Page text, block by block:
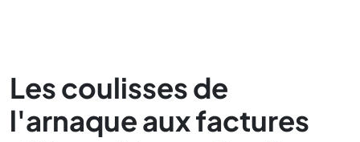
Les coulisses de
l'arnaque aux factures